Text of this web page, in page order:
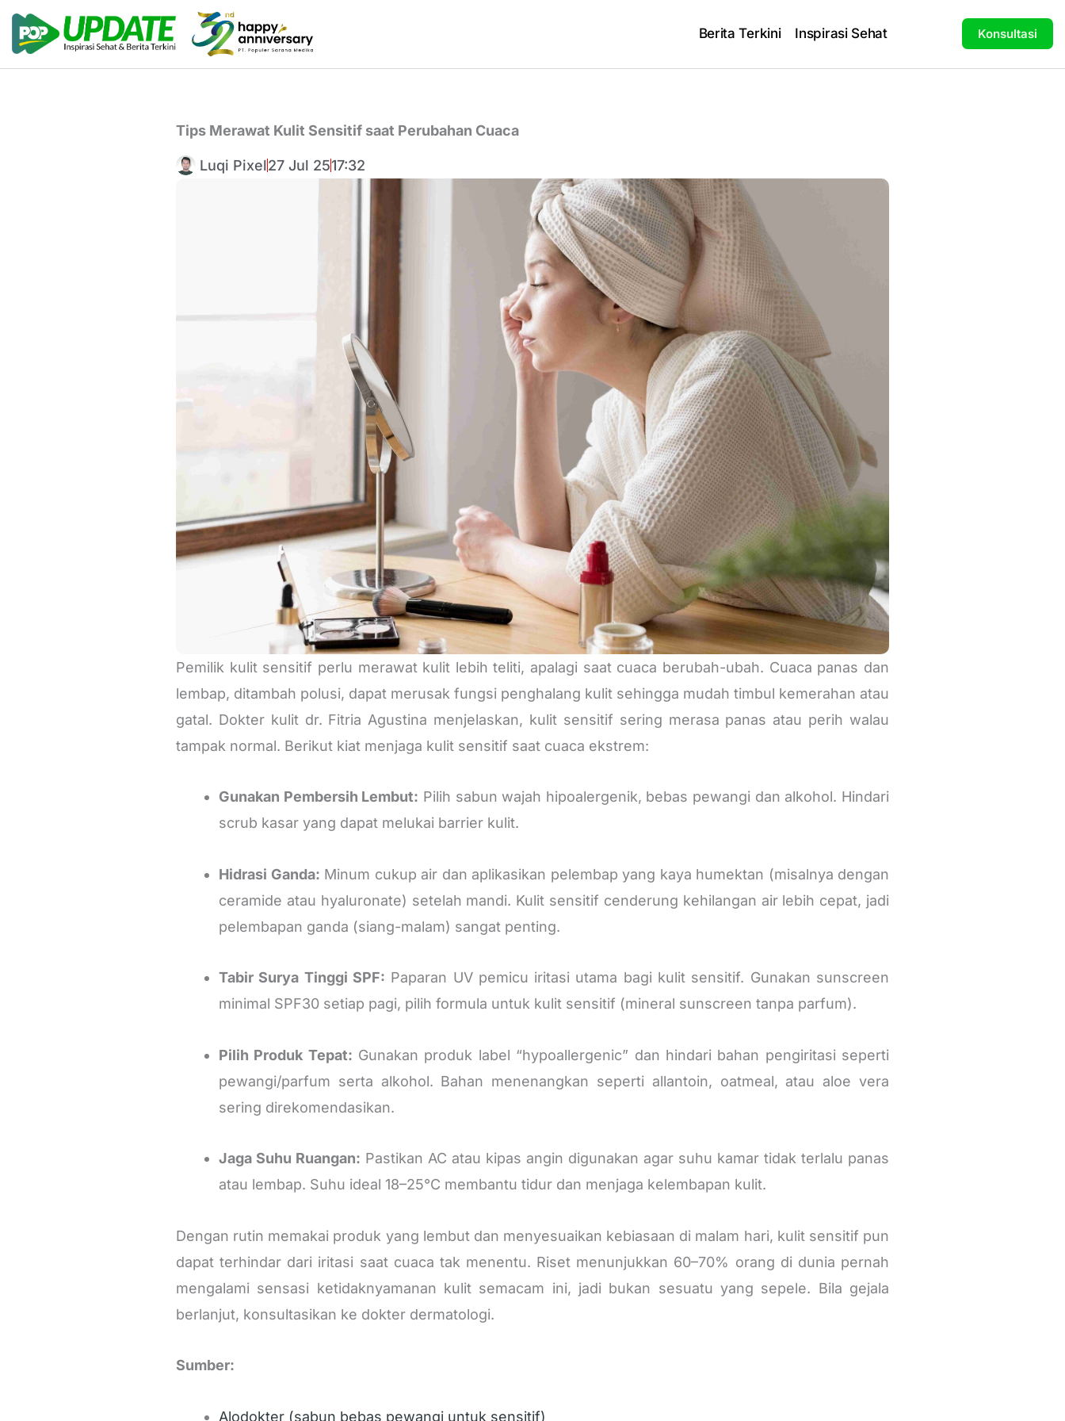
Lewati
konten
Berita Terkini Inspirasi Sehat Konsultasi
Tips Merawat Kulit Sensitif saat Perubahan Cuaca
Luqi Pixel27 Jul 2517:32
Pemilik kulit sensitif perlu merawat kulit lebih teliti, apalagi saat cuaca berubah-ubah. Cuaca panas dan
lembap, ditambah polusi, dapat merusak fungsi penghalang kulit sehingga mudah timbul kemerahan atau
gatal. Dokter kulit dr. Fitria Agustina menjelaskan, kulit sensitif sering merasa panas atau perih walau
tampak normal. Berikut kiat menjaga kulit sensitif saat cuaca ekstrem:
Gunakan Pembersih Lembut: Pilih sabun wajah hipoalergenik, bebas pewangi dan alkohol. Hindari
scrub kasar yang dapat melukai barrier kulit.
Hidrasi Ganda: Minum cukup air dan aplikasikan pelembap yang kaya humektan (misalnya dengan
ceramide atau hyaluronate) setelah mandi. Kulit sensitif cenderung kehilangan air lebih cepat, jadi
pelembapan ganda (siang-malam) sangat penting.
Tabir Surya Tinggi SPF: Paparan UV pemicu iritasi utama bagi kulit sensitif. Gunakan sunscreen
minimal SPF30 setiap pagi, pilih formula untuk kulit sensitif (mineral sunscreen tanpa parfum).
Pilih Produk Tepat: Gunakan produk label “hypoallergenic” dan hindari bahan pengiritasi seperti
pewangi/parfum serta alkohol. Bahan menenangkan seperti allantoin, oatmeal, atau aloe vera
sering direkomendasikan.
Jaga Suhu Ruangan: Pastikan AC atau kipas angin digunakan agar suhu kamar tidak terlalu panas
atau lembap. Suhu ideal 18–25°C membantu tidur dan menjaga kelembapan kulit.
Dengan rutin memakai produk yang lembut dan menyesuaikan kebiasaan di malam hari, kulit sensitif pun
dapat terhindar dari iritasi saat cuaca tak menentu. Riset menunjukkan 60–70% orang di dunia pernah
mengalami sensasi ketidaknyamanan kulit semacam ini, jadi bukan sesuatu yang sepele. Bila gejala
berlanjut, konsultasikan ke dokter dermatologi.
Sumber:
Alodokter (sabun bebas pewangi untuk sensitif)